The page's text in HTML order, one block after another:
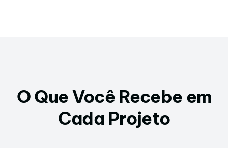
O Que Você Recebe em
Cada Projeto